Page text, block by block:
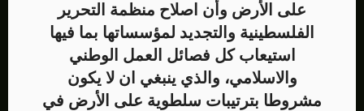
على الأرض وأن اصلاح منظمة التحرير
الفلسطينية والتجديد لمؤسساتها بما فيها
استيعاب كل فصائل العمل الوطني
والاسلامي، والذي ينبغي ان لا يكون
مشروطا بترتيبات سلطوية على الأرض في